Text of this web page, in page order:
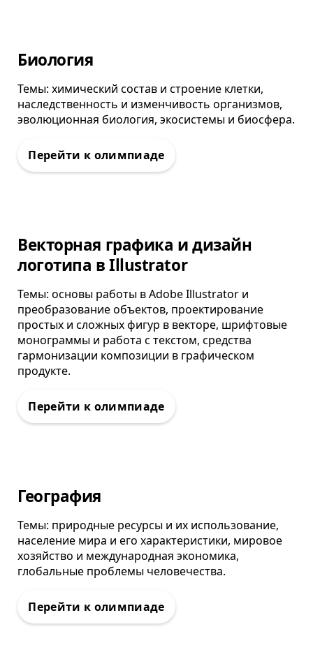
Олимпиада
Биология
Темы: химический состав и строение клетки,
наследственность и изменчивость организмов,
эволюционная биология, экосистемы и биосфера.
Олимпиада
Векторная графика и дизайн
логотипа в Illustrator
Темы: основы работы в Adobe Illustrator и
преобразование объектов, проектирование
простых и сложных фигур в векторе, шрифтовые
монограммы и работа с текстом, средства
гармонизации композиции в графическом
продукте.
Олимпиада
География
Темы: природные ресурсы и их использование,
население мира и его характеристики, мировое
хозяйство и международная экономика,
глобальные проблемы человечества.